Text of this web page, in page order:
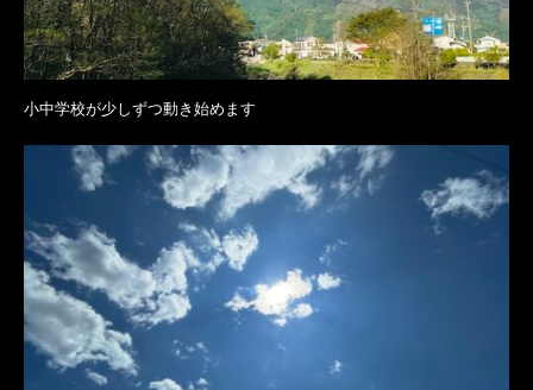
小中学校が少しずつ動き始めます